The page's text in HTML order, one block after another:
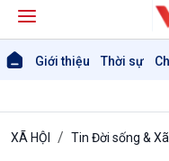
Giới thiệu Thời sự
XÃ HỘI Tin Đời sống &